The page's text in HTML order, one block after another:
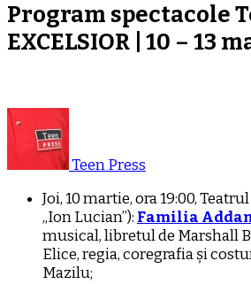
Program spectacole
EXCELSIOR | 10 – 13
Teen Press
Joi, 10 martie, ora 19:00,
„Ion Lucian”): Familia
musical, libretul de Marshall
Elice, regia, coregrafia și
Mazilu;